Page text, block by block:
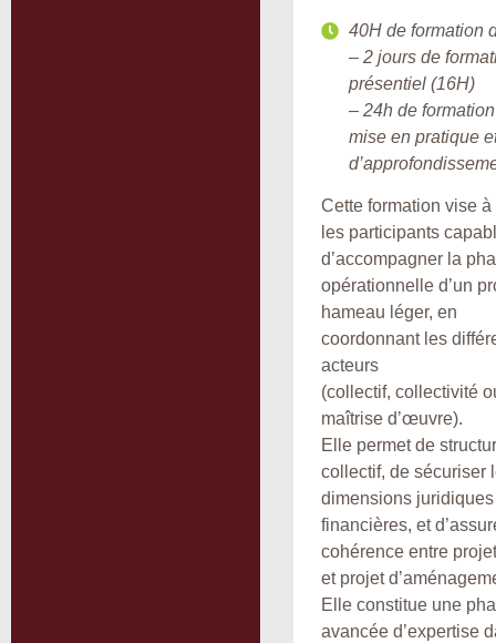
40H de formation
– 2 jours de
présentiel (16H)
– 24h de
mise en pratique
Cette formation vise à
les participants
d’accompagner la
opérationnelle d’un
hameau léger, en
coordonnant les
acteurs
(collectif, collectivité
maîtrise d’œuvre).
Elle permet de
collectif, de sécuriser
dimensions juridiques
financières, et
cohérence entre
et projet
Elle constitue une
avancée d’expertise